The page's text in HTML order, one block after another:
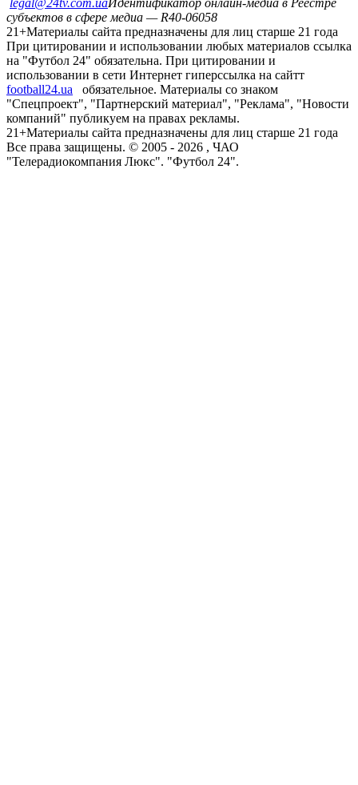
legal@24tv.com.uaИдентификатор онлайн-медиа в Реестре
субъектов в сфере медиа — R40-06058
21+Материалы сайта предназначены для лиц старше 21 года
При цитировании и использовании любых материалов ссылка
на "Футбол 24" обязательна. При цитировании и
использовании в сети Интернет гиперссылка на сайтт
football24.ua
обязательное. Материалы со знаком
"Спецпроект", "Партнерский материал", "Реклама", "Новости
компаний" публикуем на правах рекламы.
21+Материалы сайта предназначены для лиц старше 21 года
Все права защищены. © 2005 - 2026 , ЧАО
"Телерадиокомпания Люкс". "Футбол 24".